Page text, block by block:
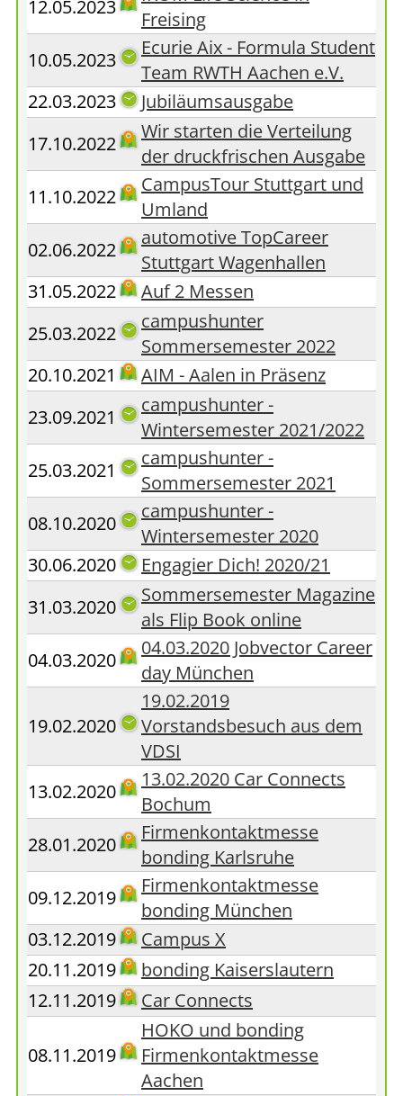
12.05.2023
Freising
10.05.2023
Ecurie Aix - Formula Student
Team RWTH Aachen e.V.
22.03.2023
Jubiläumsausgabe
17.10.2022
Wir starten die Verteilung
der druckfrischen Ausgabe
11.10.2022
CampusTour Stuttgart und
Umland
02.06.2022
automotive TopCareer
Stuttgart Wagenhallen
31.05.2022
Auf 2 Messen
25.03.2022
campushunter
Sommersemester 2022
20.10.2021
AIM - Aalen in Präsenz
23.09.2021
campushunter -
Wintersemester 2021/2022
25.03.2021
campushunter -
Sommersemester 2021
08.10.2020
campushunter -
Wintersemester 2020
30.06.2020
Engagier Dich! 2020/21
31.03.2020
Sommersemester Magazine
als Flip Book online
04.03.2020
04.03.2020 Jobvector Career
day München
19.02.2020
19.02.2019
Vorstandsbesuch aus dem
VDSI
13.02.2020
13.02.2020 Car Connects
Bochum
28.01.2020
Firmenkontaktmesse
bonding Karlsruhe
09.12.2019
Firmenkontaktmesse
bonding München
03.12.2019
Campus X
20.11.2019
bonding Kaiserslautern
12.11.2019
Car Connects
08.11.2019
HOKO und bonding
Firmenkontaktmesse
Aachen